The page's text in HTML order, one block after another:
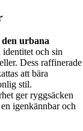
den urbana
identitet och sin
Dess raffinerade
att bära
stil.
ger ryggsäcken
igenkännbar och